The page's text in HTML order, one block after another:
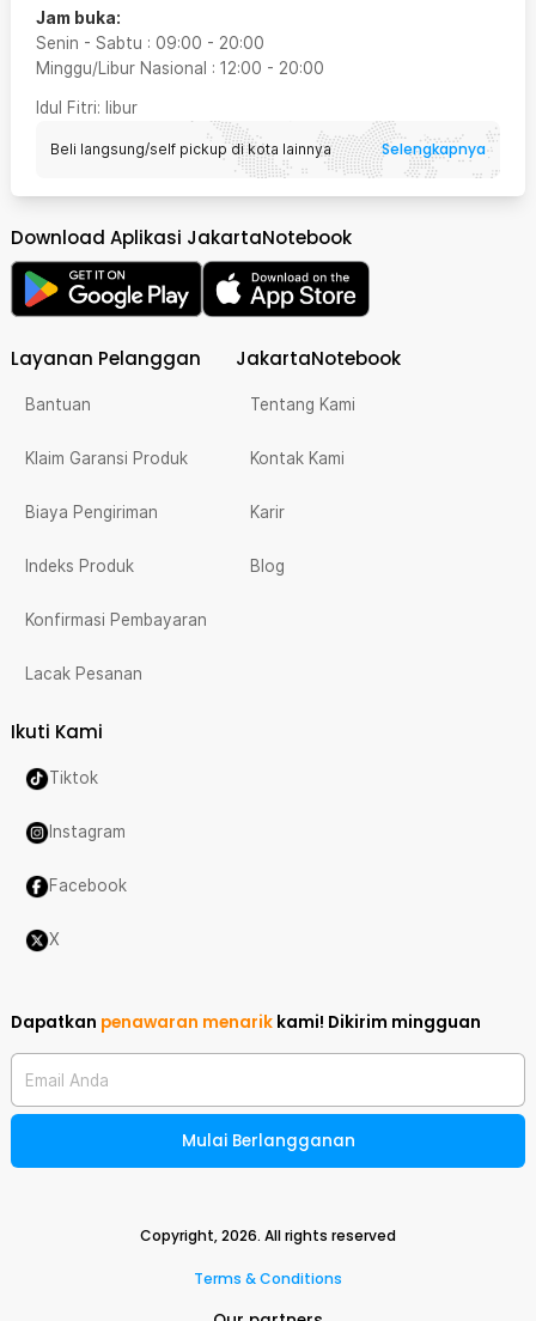
Jam buka:
Senin - Sabtu : 09:00 - 20:00
Minggu/Libur Nasional : 12:00 - 20:00
Idul Fitri: libur
Beli langsung/self pickup di kota lainnya Selengkapnya
Download Aplikasi JakartaNotebook
Layanan Pelanggan
Bantuan
Klaim Garansi Produk
Biaya Pengiriman
Indeks Produk
Konfirmasi Pembayaran
Lacak Pesanan
JakartaNotebook
Tentang Kami
Kontak Kami
Karir
Blog
Ikuti Kami
Tiktok
Instagram
Facebook
X
Dapatkan penawaran menarik kami! Dikirim mingguan
Email Anda
Mulai Berlangganan
Copyright,2026. All rights reserved
Terms & Conditions